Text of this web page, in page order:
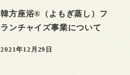
韓方座浴®（よもぎ蒸し）フ
ランチャイズ事業について
2021年12月29日